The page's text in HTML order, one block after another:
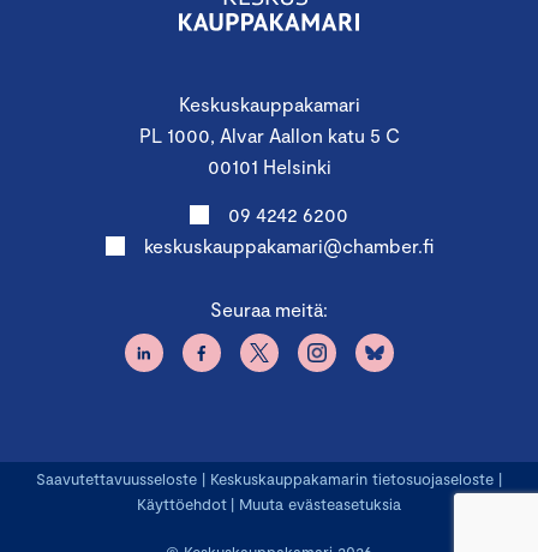
Keskuskauppakamari
PL 1000, Alvar Aallon katu 5 C
00101 Helsinki
09 4242 6200
keskuskauppakamari@chamber.fi
Seuraa meitä:
Saavutettavuusseloste | Keskuskauppakamarin tietosuojaseloste |
Käyttöehdot | Muuta evästeasetuksia